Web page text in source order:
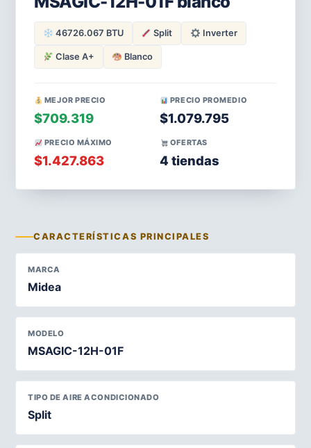
46726.067 BTU Split Inverter
Clase A+ Blanco
MEJOR PRECIO
$709.319
PRECIO PROMEDIO
$1.079.795
PRECIO MÁXIMO
$1.427.863
OFERTAS
4 tiendas
CARACTERÍSTICAS PRINCIPALES
MARCA
Midea
MODELO
MSAGIC-12H-01F
TIPO DE AIRE ACONDICIONADO
Split